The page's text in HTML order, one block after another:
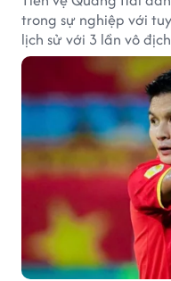
trong sự nghiệp với
lịch sử với 3 lần vô